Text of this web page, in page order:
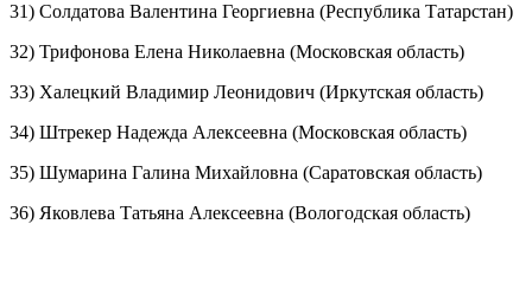
31) Солдатова Валентина Георгиевна (Республика Татарстан)
32) Трифонова Елена Николаевна (Московская область)
33) Халецкий Владимир Леонидович (Иркутская область)
34) Штрекер Надежда Алексеевна (Московская область)
35) Шумарина Галина Михайловна (Саратовская область)
36) Яковлева Татьяна Алексеевна (Вологодская область)